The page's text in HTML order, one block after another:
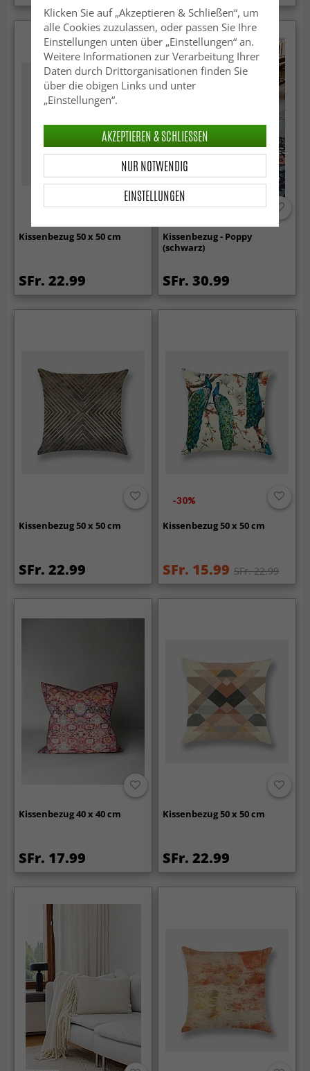
Kissenbezug 50 x 50 cm
SFr. 22.99
Kissenbezug - Poppy
(schwarz)
SFr. 30.99
Kissenbezug 50 x 50 cm
SFr. 22.99
-30%
Kissenbezug 50 x 50 cm
SFr. 15.99 SFr. 22.99
Kissenbezug 40 x 40 cm
SFr. 17.99
Kissenbezug 50 x 50 cm
SFr. 22.99
Klicken Sie auf „Akzeptieren & Schließen“, um
alle Cookies zuzulassen, oder passen Sie Ihre
Einstellungen unten über „Einstellungen“ an.
Weitere Informationen zur Verarbeitung Ihrer
Daten durch Drittorganisationen finden Sie
über die obigen Links und unter
„Einstellungen“.
EINSTELLUNGEN
NUR NOTWENDIG
AKZEPTIEREN & SCHLIESSEN